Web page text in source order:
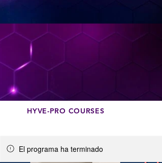
HYVE-PRO COURSES
El programa ha terminado